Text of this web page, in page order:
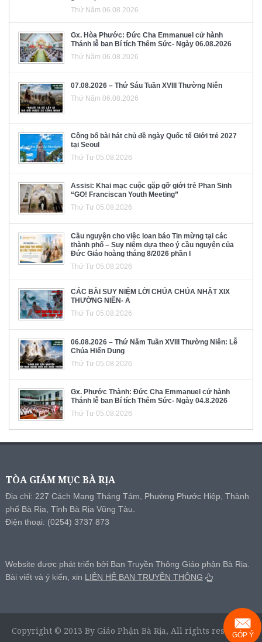
Thứ Năm 06.08.2026
Gx. Hòa Phước: Đức Cha Emmanuel cử hành
Thánh lễ ban Bí tích Thêm Sức- Ngày 06.08.2026
Thứ Năm 06.08.2026
07.08.2026 – Thứ Sáu Tuần XVIII Thường Niên
Thứ Năm 06.08.2026
Công bố bài hát chủ đề ngày Quốc tế Giới trẻ 2027
tại Seoul
Thứ Tư 05.08.2026
Assisi: Khai mạc cuộc gặp gỡ giới trẻ Phan Sinh
“GO! Franciscan Youth Meeting”
Thứ Tư 05.08.2026
Cầu nguyện cho việc loan báo Tin mừng tại các
thành phố – Suy niệm dựa theo ý cầu nguyện của
Đức Giáo hoàng tháng 8/2026 phần I
Thứ Tư 05.08.2026
CÁC BÀI SUY NIỆM LỜI CHÚA CHÚA NHẬT XIX
THƯỜNG NIÊN- A
Thứ Tư 05.08.2026
06.08.2026 – Thứ Năm Tuần XVIII Thường Niên: Lễ
Chúa Hiển Dung
Thứ Tư 05.08.2026
Gx. Phước Thành: Đức Cha Emmanuel cử hành
Thánh lễ ban Bí tích Thêm Sức- Ngày 04.8.2026
Thứ Tư 05.08.2026
TÒA GIÁM MỤC BÀ RỊA
Địa chỉ: 227 Cách Mạng Tháng Tám, Phường Phước Hiệp, Thành
phố Bà Rịa, Tỉnh Bà Rịa Vũng Tàu.
Điện thoại: (0254) 3737 873
Website được phát triển bởi Ban Truyền Thông Giáo phận Bà Rịa.
Bài viết và ý kiến, xin LIÊN HỆ BAN TRUYỀN THÔNG
Copyright © 2013 By Giáo Phận Bà Rịa, All rights reserved.
GÓP Ý